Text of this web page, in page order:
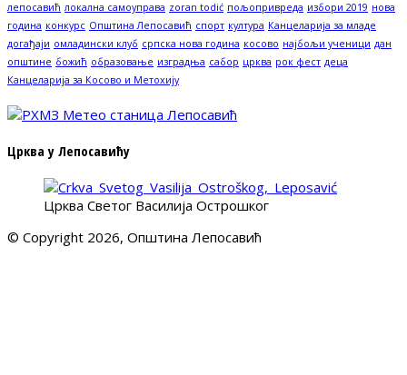
лепосавић локална самоуправа zoran todić пољопривреда избори 2019 нова
година конкурс Општина Лепосавић спорт култура Канцеларија за младе
догађаји омладински клуб српска нова година косово најбољи ученици дан
општине божић образовање изградња сабор црква рок фест деца
Канцеларија за Косово и Метохију
Црква у Лепосавићу
Црква Светог Василија Острошког
© Copyright 2026, Општина Лепосавић